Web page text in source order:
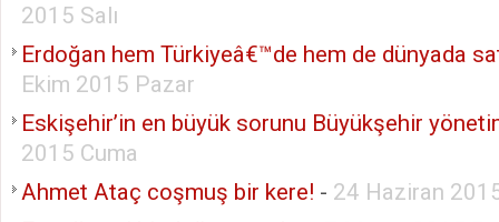
2015 Salı
Erdoğan hem Türkiyeâ€™de hem de dünyada
Ekim 2015 Pazar
Eskişehir’in en büyük sorunu Büyükşehir
2015 Cuma
Ahmet Ataç coşmuş bir kere! - 24 Haziran